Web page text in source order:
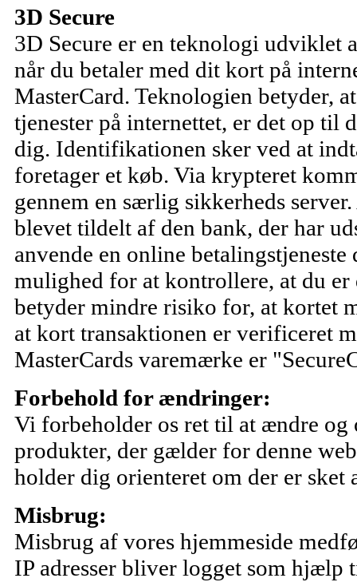
3D Secure
3D Secure er en teknologi udviklet
når du betaler med dit kort på
MasterCard. Teknologien betyder,
tjenester på internettet, er det op
dig. Identifikationen sker ved at
foretager et køb. Via krypteret
gennem en særlig sikkerheds
blevet tildelt af den bank, der har
anvende en online
mulighed for at kontrollere, at du
betyder mindre risiko for, at kortet
at kort transaktionen er verificeret
MasterCards varemærke er
Forbehold for ændringer:
Vi forbeholder os ret til at ændre og
produkter, der gælder for denne
holder dig orienteret om der er sket
Misbrug:
Misbrug af vores hjemmeside
IP adresser bliver logget som hjælp